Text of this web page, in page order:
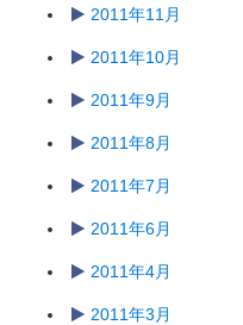
2011年11月
2011年10月
2011年9月
2011年8月
2011年7月
2011年6月
2011年4月
2011年3月